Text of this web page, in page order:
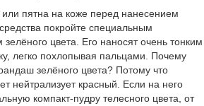
пятна на коже перед нанесением
покройте специальным
цвета. Его наносят очень тонким
легко похлопывая пальцами. Почему
зелёного цвета? Потому что
нейтрализует красный. Если на него
компакт-пудру телесного цвета, от